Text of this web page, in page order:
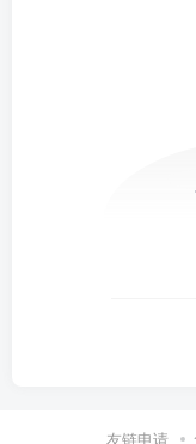
友链申请